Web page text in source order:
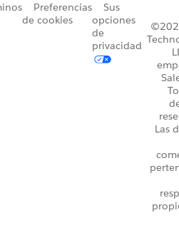
Preferencias
de cookies
Sus
opciones
de
privacidad
Las